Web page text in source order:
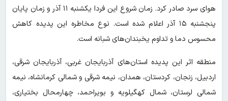
هوای سرد صادر کرد. زمان شروع این فردا یکشنبه ۱۱ آذر و زمان پایان
پنجشنبه ۱۵ آذر اعلام شده است. نوع مخاطره این پدیده کاهش
محسوس دما و تداوم یخبندان‌های شبانه است.
منطقه اثر این پدیده استان‌های آذربایجان غربی، آذربایجان شرقی،
اردبیل، زنجان، کردستان، همدان، نیمه شرقی و شمالی کرمانشاه، نیمه
شمالی لرستان، شمال کهگیلویه و بویراحمد، چهارمحال بختیاری،